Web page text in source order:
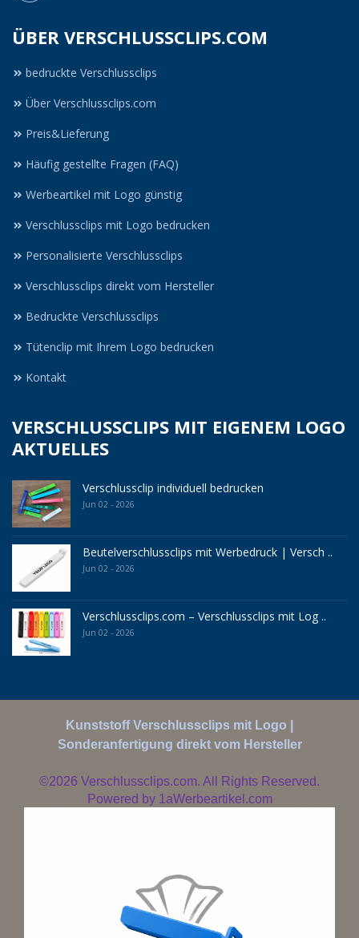
ÜBER VERSCHLUSSCLIPS.COM
bedruckte Verschlussclips
Über Verschlussclips.com
Preis&Lieferung
Häufig gestellte Fragen (FAQ)
Werbeartikel mit Logo günstig
Verschlussclips mit Logo bedrucken
Personalisierte Verschlussclips
Verschlussclips direkt vom Hersteller
Bedruckte Verschlussclips
Tütenclip mit Ihrem Logo bedrucken
Kontakt
VERSCHLUSSCLIPS MIT EIGENEM LOGO
AKTUELLES
Verschlussclip individuell bedrucken
Jun 02 - 2026
Beutelverschlussclips mit Werbedruck | Versch ..
Jun 02 - 2026
Verschlussclips.com – Verschlussclips mit Log ..
Jun 02 - 2026
Kunststoff Verschlussclips mit Logo |
Sonderanfertigung direkt vom Hersteller
©2026 Verschlussclips.com. All Rights Reserved.
Powered by 1aWerbeartikel.com